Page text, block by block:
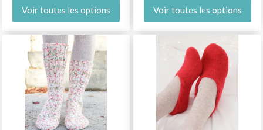
Voir toutes les options Voir toutes les options